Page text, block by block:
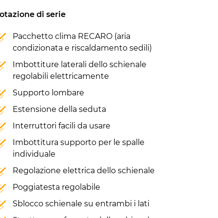
di serie
Pacchetto clima RECARO (aria
condizionata e riscaldamento sedili)
Imbottiture laterali dello schienale
regolabili elettricamente
Supporto lombare
Estensione della seduta
Interruttori facili da usare
Imbottitura supporto per le spalle
individuale
Regolazione elettrica dello schienale
Poggiatesta regolabile
Sblocco schienale su entrambi i lati